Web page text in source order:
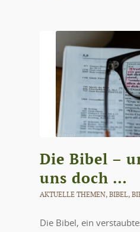
Die Bibel –
uns doch …
AKTUELLE THEMEN, BIBEL,
Die Bibel, ein